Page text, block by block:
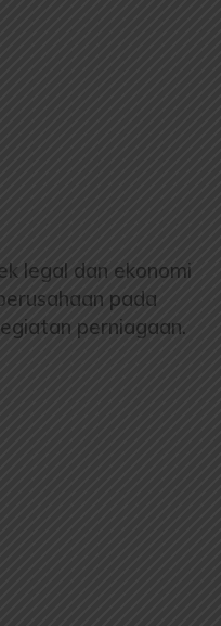
legal dan ekonomi
pada
perniagaan.